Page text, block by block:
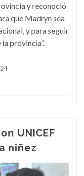
y reconoció
que Madryn sea
y para seguir
provincia”.
UNICEF
niñez